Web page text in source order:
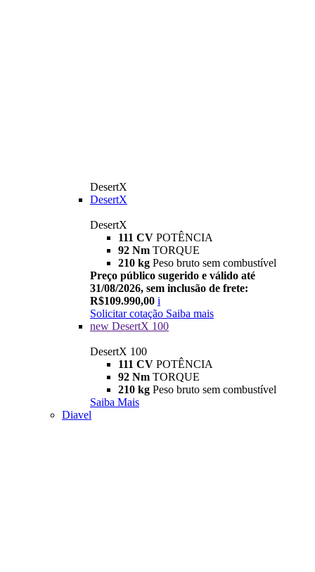
DesertX
DesertX
DesertX
111 CV POTÊNCIA
92 Nm TORQUE
210 kg Peso bruto sem combustível
Preço público sugerido e válido até
31/08/2026, sem inclusão de frete:
R$109.990,00 i
Solicitar cotação Saiba mais
new DesertX 100
DesertX 100
111 CV POTÊNCIA
92 Nm TORQUE
210 kg Peso bruto sem combustível
Saiba Mais
Diavel